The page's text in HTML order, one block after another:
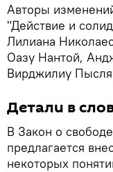
Авторы
"Действие и
Лилиана
Оазу Нантой,
Вирджилиу
Детали в
В Закон о
предлагается
некоторых